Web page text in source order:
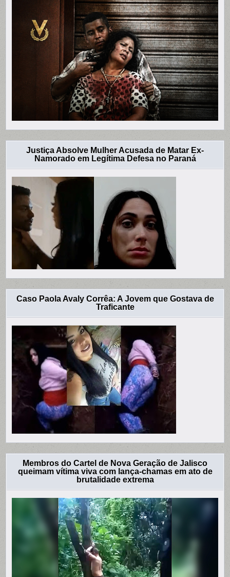
Justiça Absolve Mulher Acusada de Matar Ex-
Namorado em Legítima Defesa no Paraná
Caso Paola Avaly Corrêa: A Jovem que Gostava de
Traficante
Membros do Cartel de Nova Geração de Jalisco
queimam vítima viva com lança-chamas em ato de
brutalidade extrema